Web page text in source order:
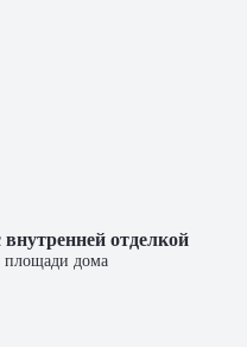
внутренней отделкой
площади дома